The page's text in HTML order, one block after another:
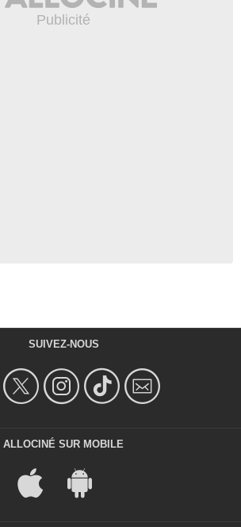
SUIVEZ-NOUS
ALLOCINÉ SUR MOBILE